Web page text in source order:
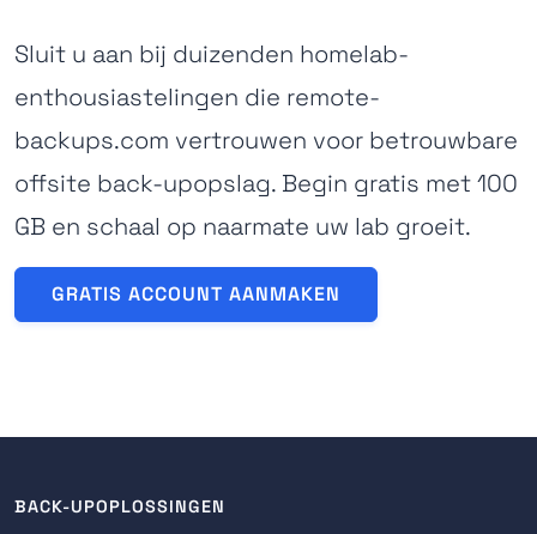
Sluit u aan bij duizenden homelab-
enthousiastelingen die remote-
backups.com vertrouwen voor betrouwbare
offsite back-upopslag. Begin gratis met 100
GB en schaal op naarmate uw lab groeit.
GRATIS ACCOUNT AANMAKEN
BACK-UPOPLOSSINGEN